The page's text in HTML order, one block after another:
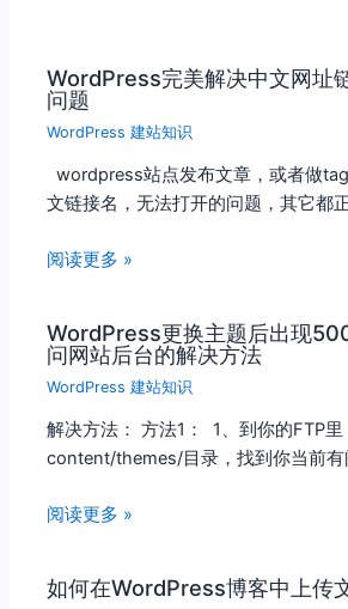
WordPress完美解决中文网址
问题
WordPress 建站知识
wordpress站点发布文章，或者做
文链接名，无法打开的问题，其它都
阅读更多 »
WordPress更换主题后出现
问网站后台的解决方法
WordPress 建站知识
解决方法： 方法1： 1、到你的FTP
content/themes/目录，找到你当前
阅读更多 »
如何在WordPress博客中上传